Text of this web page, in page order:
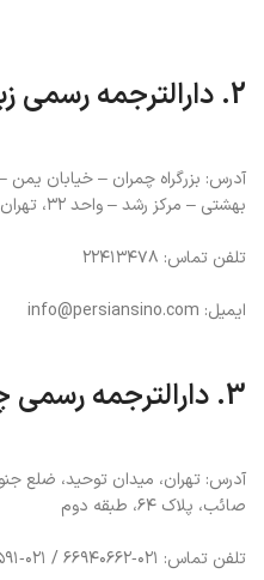
2. دارالترجمه رسمی زبان چینی دکتر میرزایی
آدرس: بزرگراه چمران – خیابان یمن
بهشتی – مرکز رشد – واحد ۳۲، تهران
تلفن تماس: ۲۲۴۱۳۴۷۸
ایمیل: info@persiansino.com
3. دارالترجمه رسمی چینی شکیبا
آدرس: تهران، میدان توحید، ضلع
صائب، پلاک ۶۴، طبقه دوم
تلفن تماس: ۰۲۱‑۶۶۹۴۰۶۶۲ / ۰۲۱‑۶۶۵۶۴۵۹۱